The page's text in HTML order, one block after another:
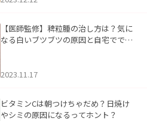
【医師監修】稗粒腫の治し方は？気に
なる白いブツブツの原因と自宅ででき
2023.11.17
ビタミンCは朝つけちゃだめ？日焼け
やシミの原因になるってホント？